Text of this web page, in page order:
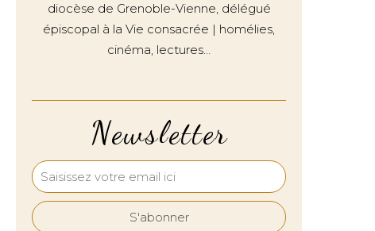
Newsletter
diocèse de Grenoble-Vienne, délégué
épiscopal à la Vie consacrée | homélies,
cinéma, lectures…